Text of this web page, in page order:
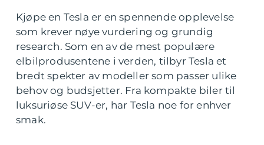
Kjøpe en Tesla er en spennende opplevelse
som krever nøye vurdering og grundig
research. Som en av de mest populære
elbilprodusentene i verden, tilbyr Tesla et
bredt spekter av modeller som passer ulike
behov og budsjetter. Fra kompakte biler til
luksuriøse SUV-er, har Tesla noe for enhver
smak.